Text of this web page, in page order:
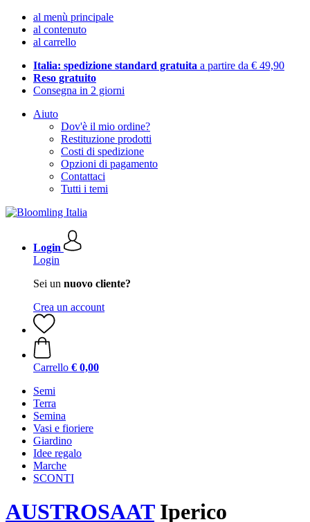
al menù principale
al contenuto
al carrello
Italia: spedizione standard gratuita a partire da € 49,90
Reso gratuito
Consegna in 2 giorni
Aiuto
Dov'è il mio ordine?
Restituzione prodotti
Costi di spedizione
Opzioni di pagamento
Contattaci
Tutti i temi
Login
Login
Sei un nuovo cliente?
Crea un account
Carrello € 0,00
Semi
Terra
Semina
Vasi e fioriere
Giardino
Idee regalo
Marche
SCONTI
AUSTROSAATIperico